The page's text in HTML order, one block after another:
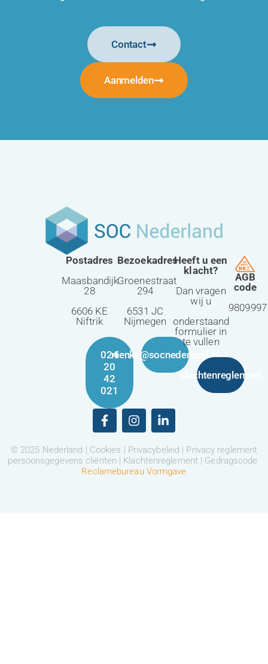
Contact
Aanmelden
Postadres
Maasbandijk
28
6606 KE
Niftrik
024
20
42
021
Bezoekadres
Groenestraat
294
6531 JC
Nijmegen
nienke@socnederland.nl
Heeft u een
klacht?
Dan vragen
wij u
onderstaand
formulier in
te vullen
klachtenreglement
AGB
code
© 2025 Nederland | Cookies | Privacybeleid | Privacy reglement
persoonsgegevens cliënten | Klachtenreglement | Gedragscode
Reclamebureau Vormgave